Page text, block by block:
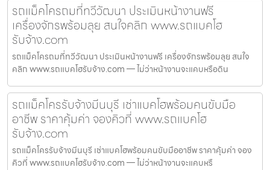
รถแม็คโครถมที่ทวีวัฒนา ประเมินหน้างานฟรี
เครื่องจักรพร้อมลุย สนใจคลิก www.รถแบคโฮ
รับจ้าง.com
รถแม็คโครถมที่ทวีวัฒนา ประเมินหน้างานฟรี เครื่องจักรพร้อมลุย สนใจ
คลิก www.รถแบคโฮรับจ้าง.com — ไม่ว่าหน้างานจะแคบหรือดิน
รถแม็คโครรับจ้างมีนบุรี เช่าแบคโฮพร้อมคนขับมือ
อาชีพ ราคาคุ้มค่า จองคิวที่ www.รถแบคโฮ
รับจ้าง.com
รถแม็คโครรับจ้างมีนบุรี เช่าแบคโฮพร้อมคนขับมืออาชีพ ราคาคุ้มค่า จอง
คิวที่ www.รถแบคโฮรับจ้าง.com — ไม่ว่าหน้างานจะแคบหรื